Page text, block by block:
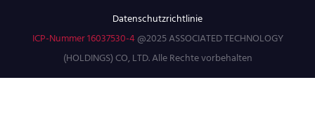
Datenschutzrichtlinie
ICP-Nummer 16037530-4@2025 ASSOCIATED TECHNOLOGY
(HOLDINGS) CO, LTD. Alle Rechte vorbehalten